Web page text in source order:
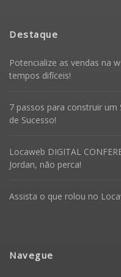
Destaque
Potencialize as vendas na
tempos difíceis!
7 passos para construir
de Sucesso!
Locaweb DIGITAL
Jordan, não perca!
Assista o que rolou no
Navegue